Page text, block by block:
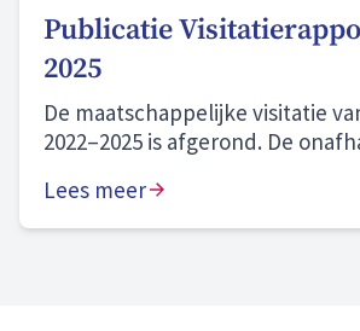
Publicatie
2025
De maatschappelijke visitatie
2022–2025 is afgerond. De
“naar behoren” en onze
aanwezigheid in onze
Lees meer